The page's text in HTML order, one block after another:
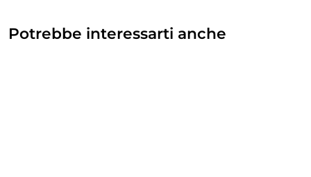
Potrebbe interessarti anche